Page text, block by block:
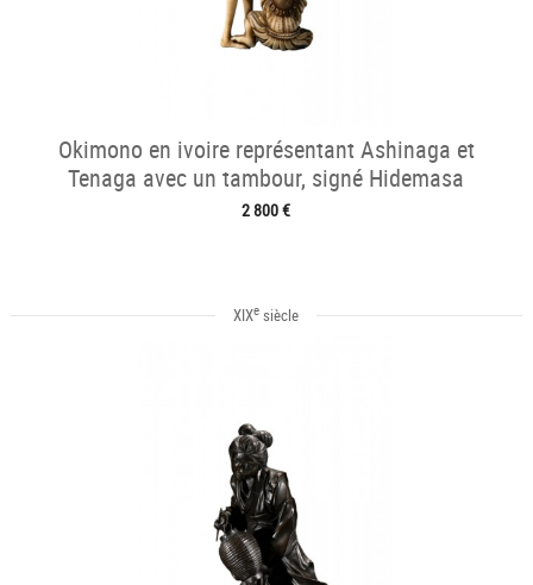
Okimono en ivoire représentant Ashinaga et
Tenaga avec un tambour, signé Hidemasa
2 800 €
XIXe siècle